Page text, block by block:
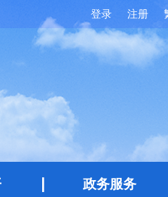
登录 注册
政务服务